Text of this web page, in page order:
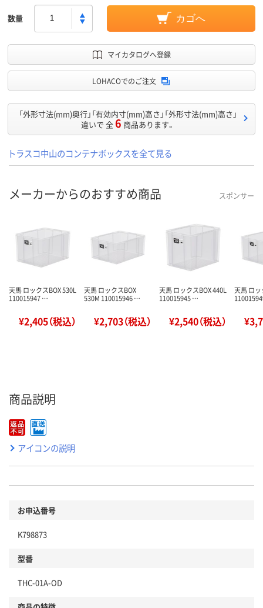
数量 カゴへ
マイカタログへ登録
LOHACOでのご注文
「外形寸法(mm)奥行」「有効内寸(mm)高さ」「外形寸法(mm)高さ」
違いで 全6 商品あります。
トラスコ中山のコンテナボックスを全て見る
メーカーからのおすすめ商品 スポンサー
天馬 ロックスBOX 530L
110015947 …
¥2,405（税込）
天馬 ロックスBOX
530M 110015946 …
¥2,703（税込）
天馬 ロックスBOX 440L
110015945 …
¥2,540（税込）
天馬 ロッ
商品説明
アイコンの説明
お申込番号
K798873
型番
THC-01A-OD